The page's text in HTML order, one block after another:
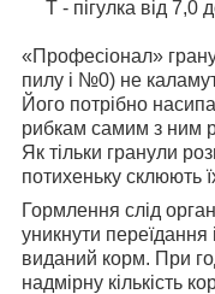
Т - пігулка від 7,0
«Професіонал»
пилу і №0) не
Його потрібно
рибкам самим з ним
Як тільки гранули
потихеньку склюють
Гормлення слід
уникнути переїдання
виданий корм. При
надмірну кількість